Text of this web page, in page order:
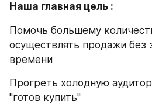
Наша главная цель :
Помочь большему
осуществлять продажи без
времени
Прогреть холодную
"готов купить"